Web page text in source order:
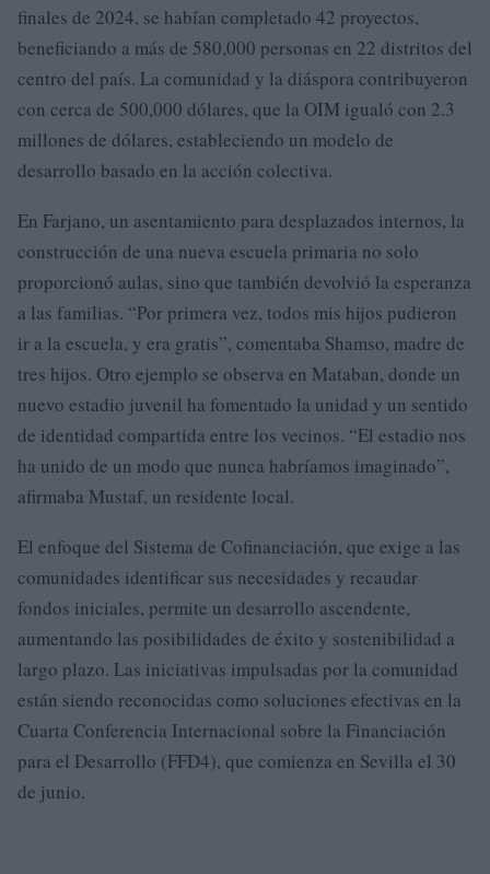
finales de 2024, se habían completado 42 proyectos,
beneficiando a más de 580,000 personas en 22 distritos del
centro del país. La comunidad y la diáspora contribuyeron
con cerca de 500,000 dólares, que la OIM igualó con 2.3
millones de dólares, estableciendo un modelo de
desarrollo basado en la acción colectiva.
En Farjano, un asentamiento para desplazados internos, la
construcción de una nueva escuela primaria no solo
proporcionó aulas, sino que también devolvió la esperanza
a las familias. “Por primera vez, todos mis hijos pudieron
ir a la escuela, y era gratis”, comentaba Shamso, madre de
tres hijos. Otro ejemplo se observa en Mataban, donde un
nuevo estadio juvenil ha fomentado la unidad y un sentido
de identidad compartida entre los vecinos. “El estadio nos
ha unido de un modo que nunca habríamos imaginado”,
afirmaba Mustaf, un residente local.
El enfoque del Sistema de Cofinanciación, que exige a las
comunidades identificar sus necesidades y recaudar
fondos iniciales, permite un desarrollo ascendente,
aumentando las posibilidades de éxito y sostenibilidad a
largo plazo. Las iniciativas impulsadas por la comunidad
están siendo reconocidas como soluciones efectivas en la
Cuarta Conferencia Internacional sobre la Financiación
para el Desarrollo (FFD4), que comienza en Sevilla el 30
de junio.